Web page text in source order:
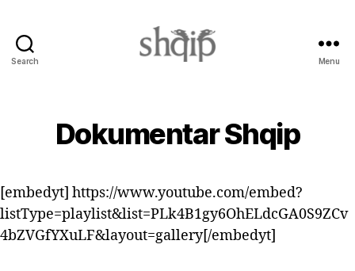
Search Menu
Dokumentar Shqip
[embedyt] https://www.youtube.com/embed?
listType=playlist&list=PLk4B1gy6OhELdcGA0S9ZCv
4bZVGfYXuLF&layout=gallery[/embedyt]